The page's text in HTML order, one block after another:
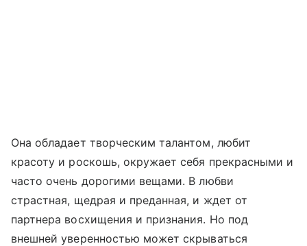
Она обладает творческим талантом, любит
красоту и роскошь, окружает себя прекрасными и
часто очень дорогими вещами. В любви
страстная, щедрая и преданная, и ждет от
партнера восхищения и признания. Но под
внешней уверенностью может скрываться